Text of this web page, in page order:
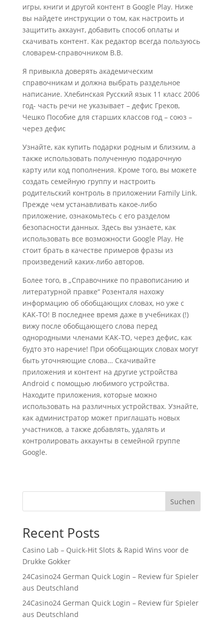
игры, книги и другой контент в Google Play. Ниже
вы найдете инструкции о том, как настроить и
защитить аккаунт, добавить способ оплаты и
скачивать контент. Как редактор всегда пользуюсь
словарем-справочником В.В.
Я привыкла доверять академическим
справочникам и должна выбрать раздельное
написание. Хлебинская Русский язык 11 класс 2006
год- часть речи не указывает – дефис Греков,
Чешко Пособие для старших классов год – союз –
через дефис
Узнайте, как купить подарки родным и близким, а
также использовать полученную подарочную
карту или код пополнения. Кроме того, вы можете
создать семейную группу и настроить
родительский контроль в приложении Family Link.
Прежде чем устанавливать какое-либо
приложение, ознакомьтесь с его разделом
безопасности данных. Здесь вы узнаете, как
использовать все возможности Google Play. Не
стоит брать в качестве примеров фразы из
произведений каких-либо авторов.
Более того, в „Справочнике по правописанию и
литературной правке“ Розенталя нахожу
информацию об обобщающих словах, но уже с
КАК-ТО! В последнее время даже в учебниках (!)
вижу после обобщающего слова перед
однородными членами КАК-ТО, через дефис, как
будто это наречие! При обобщающих словах могут
быть уточняющие слова… Скачивайте
приложения и контент на другие устройства
Android с помощью любимого устройства.
Находите приложения, которые можно
использовать на различных устройствах. Узнайте,
как администратор может приглашать новых
участников, а также добавлять, удалять и
контролировать аккаунты в семейной группе
Google.
Suchen
Recent Posts
Casino Lab – Quick‑Hit Slots & Rapid Wins voor de
Drukke Gokker
24Casino24 German Quick Login – Review für Spieler
aus Deutschland
24Casino24 German Quick Login – Review für Spieler
aus Deutschland